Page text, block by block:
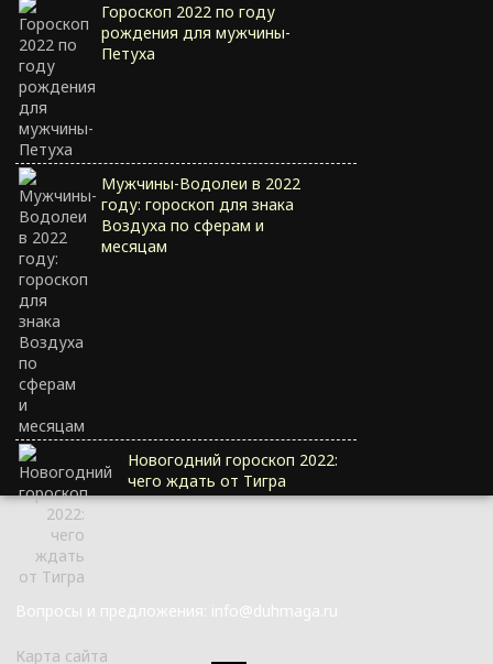
Гороскоп 2022 по году
рождения для мужчины-
Петуха
Мужчины-Водолеи в 2022
году: гороскоп для знака
Воздуха по сферам и
месяцам
Новогодний гороскоп 2022:
чего ждать от Тигра
Вопросы и предложения: info@duhmaga.ru
Карта сайта